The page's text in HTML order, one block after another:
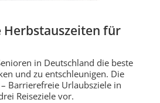
Herbstauszeiten für
in Deutschland die beste
und zu entschleunigen. Die
Barrierefreie Urlaubsziele in
Reiseziele vor.